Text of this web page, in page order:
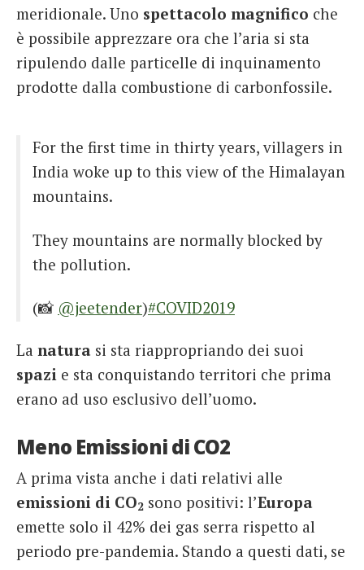
meridionale. Uno spettacolo magnifico che
è possibile apprezzare ora che l’aria si sta
ripulendo dalle particelle di inquinamento
prodotte dalla combustione di carbonfossile.
For the first time in thirty years, villagers in
India woke up to this view of the Himalayan
mountains.
They mountains are normally blocked by
the pollution.
(📸 @jeetender)#COVID2019
pic.twitter.com/CqUUJJbJ0q
— Muhammad Lila (@MuhammadLila)
La natura si sta riappropriando dei suoi
spazi e sta conquistando territori che prima
erano ad uso esclusivo dell’uomo.
Meno Emissioni di CO2
A prima vista anche i dati relativi alle
emissioni di CO2 sono positivi: l’Europa
emette solo il 42% dei gas serra rispetto al
periodo pre-pandemia. Stando a questi dati, se